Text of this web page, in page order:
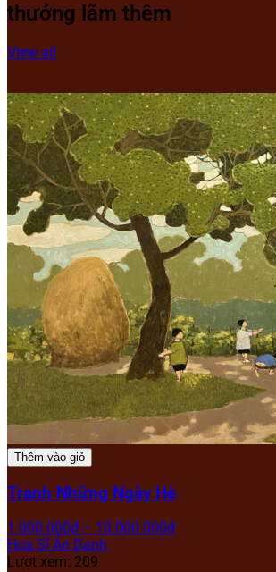
thưởng lãm thêm
View all
Thêm vào giỏ
Tranh Những Ngày Hè
1.000.000₫ – 10.000.000₫
Họa Sĩ Ẩn Danh
Lượt xem: 209